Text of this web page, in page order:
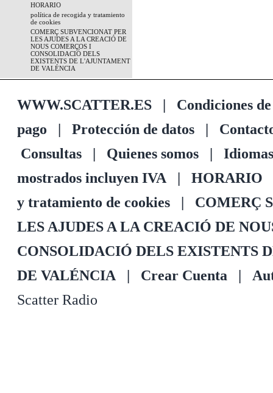
HORARIO
política de recogida y tratamiento
de cookies
COMERÇ SUBVENCIONAT PER
LES AJUDES A LA CREACIÓ DE
NOUS COMERÇOS I
CONSOLIDACIÓ DELS
EXISTENTS DE L'AJUNTAMENT
DE VALÉNCIA
WWW.SCATTER.ES | Condiciones
pago | Protección de datos |
Consultas | Quienes somos | Idiomas
mostrados incluyen IVA | HORARIO
y tratamiento de cookies | COMERÇ
LES AJUDES A LA CREACIÓ DE
CONSOLIDACIÓ DELS EXISTENTS
DE VALÉNCIA | Crear Cuenta |
Scatter Radio